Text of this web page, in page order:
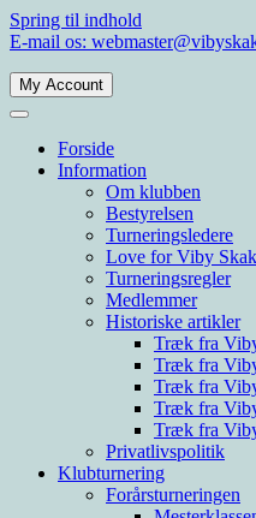
Spring til indhold
E-mail os:
Viby Skakklub
Velkommen til Viby Skakklubs
Århus' og Danmarks største
My Account
Forside
Information
Om klubben
Bestyrelsen
Turneringsledere
Love for Viby
Turneringsregler
Medlemmer
Historiske artikler
Træk fra
Træk fra
Træk fra
Træk fra
Træk fra
Privatlivspolitik
Klubturnering
Forårsturneringen